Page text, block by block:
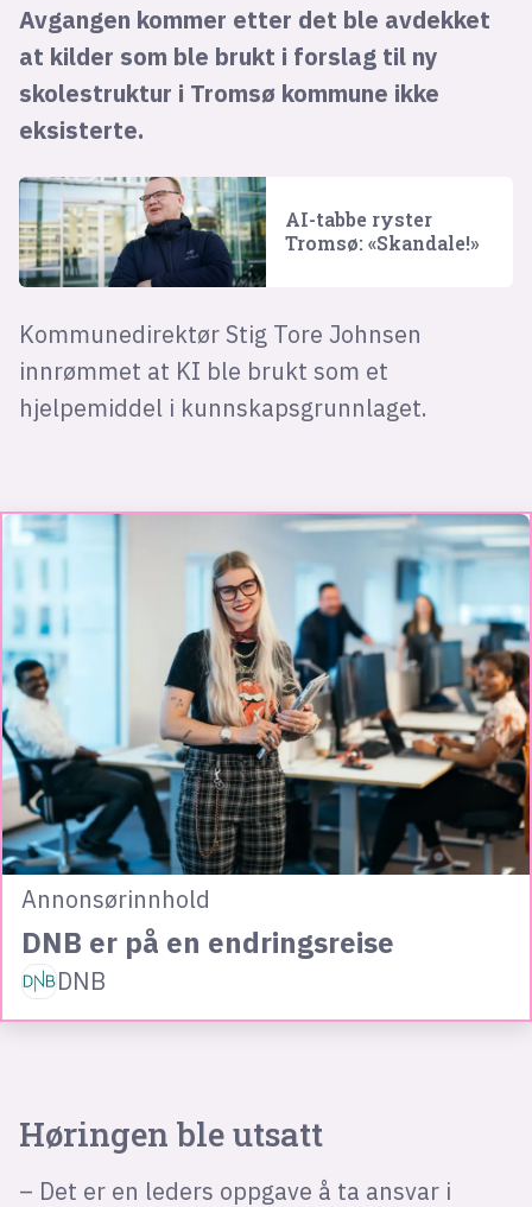
Avgangen kommer etter det ble avdekket
at kilder som ble brukt i forslag til ny
skolestruktur i Tromsø kommune ikke
eksisterte.
AI-tabbe ryster
Tromsø: «Skandale!»
Kommunedirektør Stig Tore Johnsen
innrømmet at KI ble brukt som et
hjelpemiddel i kunnskapsgrunnlaget.
Annonsørinnhold
DNB er på en endringsreise
DNB
Høringen ble utsatt
– Det er en leders oppgave å ta ansvar i